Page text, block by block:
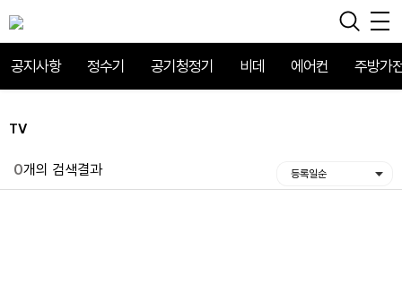
공지사항 정수기 공기청정기 비데 에어컨 주방가
TV
0개의 검색결과 등록일순